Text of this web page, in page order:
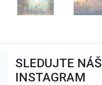
SLEDUJTE NÁŠ
INSTAGRAM